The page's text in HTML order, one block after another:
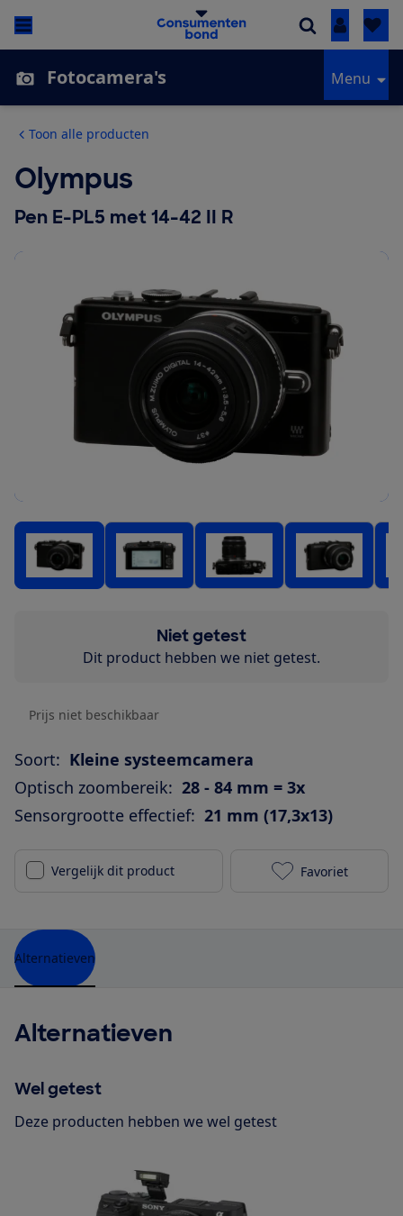
Inloggen
Fotocamera's Menu
Toon alle producten
Olympus
Pen E-PL5 met 14-42 II R
Niet getest
Dit product hebben we niet getest.
Prijs niet beschikbaar
Soort: Kleine systeemcamera
Optisch zoombereik: 28 - 84 mm = 3x
Sensorgrootte effectief: 21 mm (17,3x13)
Vergelijk dit product Olympus
Favoriet
Alternatieven
Alternatieven
Wel getest
Deze producten hebben we wel getest